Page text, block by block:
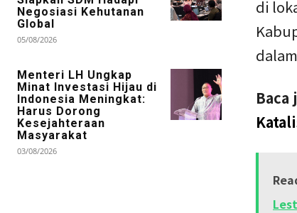
Negosiasi Kehutanan
Global
05/08/2026
Menteri LH Ungkap
Minat Investasi Hijau di
Indonesia Meningkat:
Harus Dorong
Kesejahteraan
Masyarakat
03/08/2026
di
Baca